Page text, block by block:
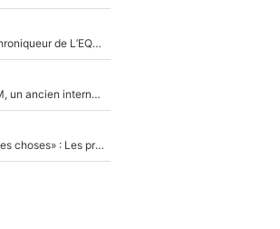
Johan Micoud en conflit avec un autre chroniqueur de L’EQUIPE du Soir : «Pendant un moment, je ne les ai pas remis ensemble dans l'émission»
Proche de rejoindre Bruno Genesio à l'OM, un ancien international français va finalement débarquer... sur RMC !
«Il y a probablement besoin de changer des choses» : Les premiers changements de Zinedine Zidane en équipe de France sont révélés ?